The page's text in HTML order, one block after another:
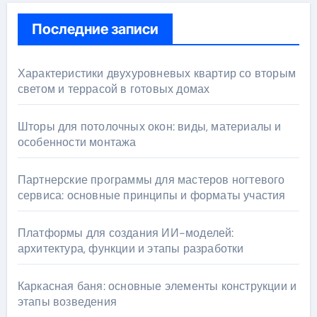
Последние записи
Характеристики двухуровневых квартир со вторым
светом и террасой в готовых домах
Шторы для потолочных окон: виды, материалы и
особенности монтажа
Партнерские программы для мастеров ногтевого
сервиса: основные принципы и форматы участия
Платформы для создания ИИ-моделей:
архитектура, функции и этапы разработки
Каркасная баня: основные элементы конструкции и
этапы возведения